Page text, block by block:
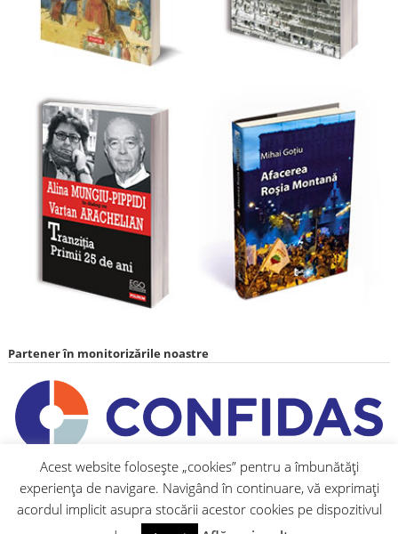
Partener în monitorizările noastre
Acest website folosește „cookies” pentru a îmbunătăți
experiența de navigare. Navigând în continuare, vă exprimați
acordul implicit asupra stocării acestor cookies pe dispozitivul